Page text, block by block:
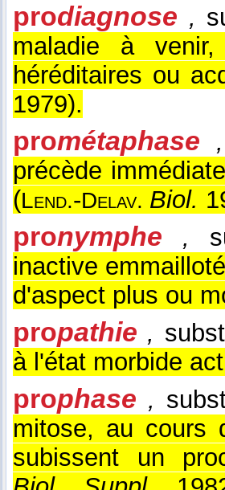
prodiagnose ,
maladie à
héréditaires ou
1979).
prométaphase ,
précède
(Lend.-Delav. Biol.
pronymphe ,
inactive
d'aspect plus ou
propathie ,
à l'état morbide
prophase ,
mitose, au cours
subissent un